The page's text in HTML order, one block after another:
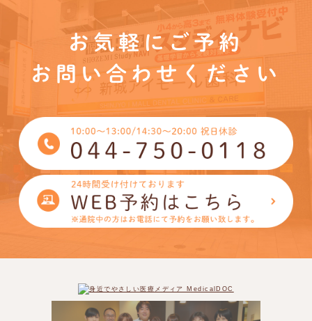
お気軽にご予約
お問い合わせください